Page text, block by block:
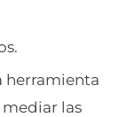
herramienta
las